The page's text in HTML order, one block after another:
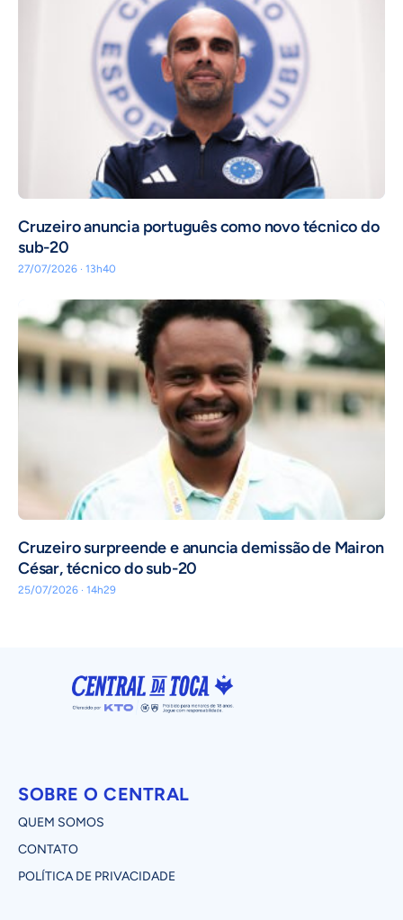
Cruzeiro anuncia português como novo técnico do
sub-20
27/07/2026 · 13h40
Cruzeiro surpreende e anuncia demissão de Mairon
César, técnico do sub-20
25/07/2026 · 14h29
SOBRE O CENTRAL
QUEM SOMOS
CONTATO
POLÍTICA DE PRIVACIDADE